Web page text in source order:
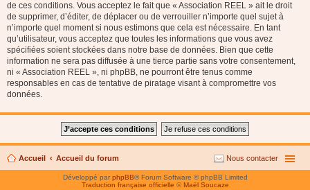
de ces conditions. Vous acceptez le fait que « Association REEL » ait le droit
de supprimer, d’éditer, de déplacer ou de verrouiller n’importe quel sujet à
n’importe quel moment si nous estimons que cela est nécessaire. En tant
qu’utilisateur, vous acceptez que toutes les informations que vous avez
spécifiées soient stockées dans notre base de données. Bien que cette
information ne sera pas diffusée à une tierce partie sans votre consentement,
ni « Association REEL », ni phpBB, ne pourront être tenus comme
responsables en cas de tentative de piratage visant à compromettre vos
données.
Accueil Accueil du forum Nous contacter
Développé parphpBB® Forum Software © phpBB Limited
Traduction française officielle © Maël Soucaze